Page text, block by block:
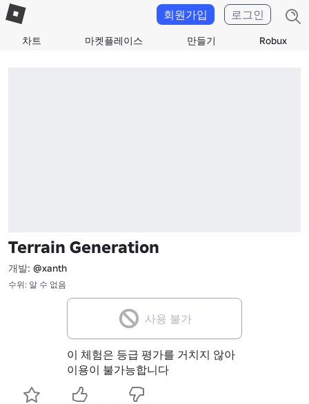
차트 마켓플레이스 만들기 Robux
회원가입 로그인
Terrain Generation
개발: @xanth
수위: 알 수 없음
사용 불가
이 체험은 등급 평가를 거치지 않아
이용이 불가능합니다